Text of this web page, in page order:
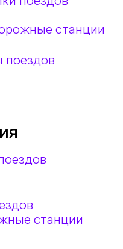
станции
станции